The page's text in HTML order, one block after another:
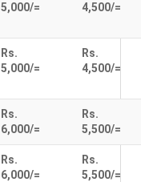
5,000/=
4,500/=
Rs.
5,000/=
Rs.
4,500/=
Rs.
6,000/=
Rs.
5,500/=
Rs.
6,000/=
Rs.
5,500/=